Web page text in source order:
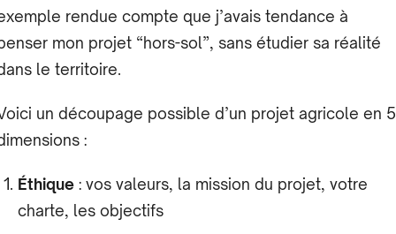
rendue compte que j’avais tendance à
mon projet “hors-sol”, sans étudier sa réalité
le territoire.
un découpage possible d’un projet agricole en 5
:
Éthique: vos valeurs, la mission du projet, votre
charte, les objectifs